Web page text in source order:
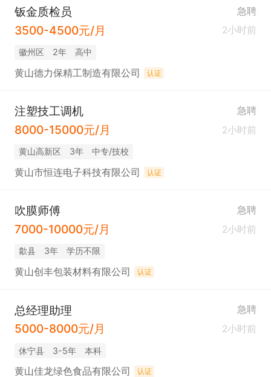
钣金质检员 急聘
3500-4500元/月 2小时前
徽州区 2年 高中
黄山德力保精工制造有限公司 认证
注塑技工调机 急聘
8000-15000元/月 2小时前
黄山高新区 3年 中专/技校
黄山市恒连电子科技有限公司 认证
吹膜师傅 急聘
7000-10000元/月 2小时前
歙县 3年 学历不限
黄山创丰包装材料有限公司 认证
总经理助理 急聘
5000-8000元/月 2小时前
休宁县 3-5年 本科
黄山佳龙绿色食品有限公司 认证